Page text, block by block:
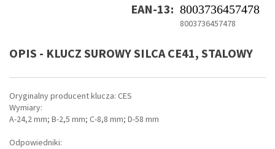
EAN-13: 8003736457478
8003736457478
OPIS - KLUCZ SUROWY SILCA CE41, STALOWY
Oryginalny producent klucza: CES
Wymiary:
A-24,2 mm; B-2,5 mm; C-8,8 mm; D-58 mm
Odpowiedniki: